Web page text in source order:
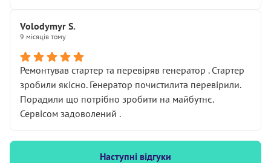
Volodymyr S.
9 місяців тому
Ремонтував стартер та перевіряв генератор . Стартер
зробили якісно. Генератор почистилита перевірили.
Порадили що потрібно зробити на майбутнє.
Сервісом задоволений .
Наступні відгуки